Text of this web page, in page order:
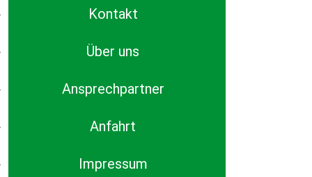
Kontakt
Über uns
Ansprechpartner
Anfahrt
Impressum